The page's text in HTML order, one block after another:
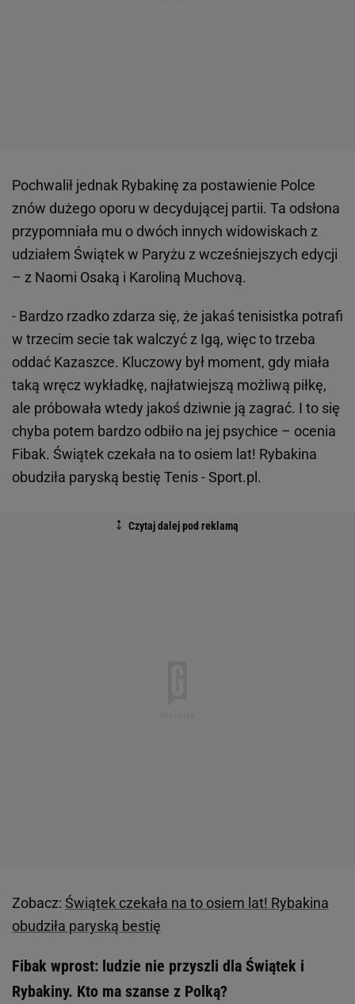
Pochwalił jednak Rybakinę za postawienie Polce
znów dużego oporu w decydującej partii. Ta odsłona
przypomniała mu o dwóch innych widowiskach z
udziałem Świątek w Paryżu z wcześniejszych edycji
– z Naomi Osaką i Karoliną Muchovą.
- Bardzo rzadko zdarza się, że jakaś tenisistka potrafi
w trzecim secie tak walczyć z Igą, więc to trzeba
oddać Kazaszce. Kluczowy był moment, gdy miała
taką wręcz wykładkę, najłatwiejszą możliwą piłkę,
ale próbowała wtedy jakoś dziwnie ją zagrać. I to się
chyba potem bardzo odbiło na jej psychice – ocenia
Fibak. Świątek czekała na to osiem lat! Rybakina
obudziła paryską bestię Tenis - Sport.pl.
Zobacz: Świątek czekała na to osiem lat! Rybakina
obudziła paryską bestię
Fibak wprost: ludzie nie przyszli dla Świątek i
Rybakiny. Kto ma szanse z Polką?